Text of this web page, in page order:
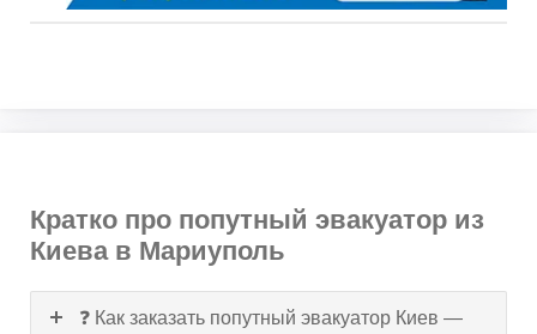
Кратко про попутный эвакуатор из
Киева в Мариуполь
❓ Как заказать попутный эвакуатор Киев —